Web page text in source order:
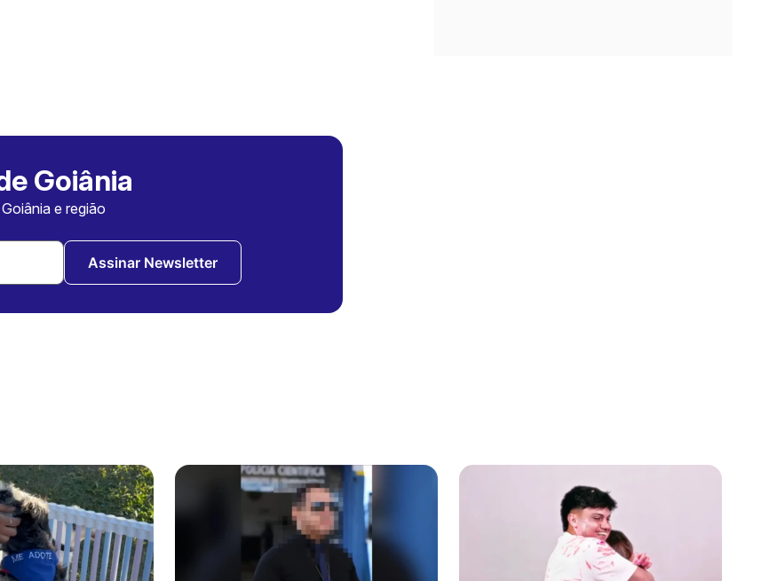
Goiânia
e região
Assinar Newsletter